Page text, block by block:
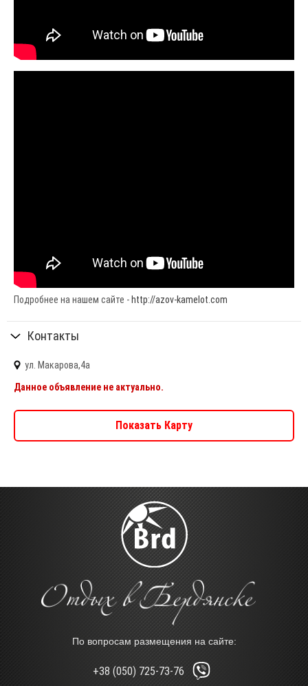
Подробнее на нашем сайте - http://azov-kamelot.com
Контакты
ул. Макарова,4а
Данное объявление не актуально.
Показать Карту
По вопросам размещения на сайте:
+38 (050) 725-73-76